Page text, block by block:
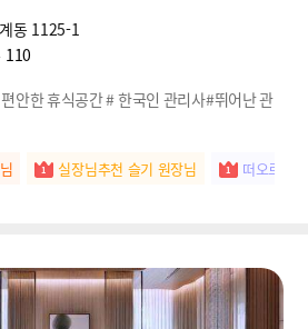
동 1125-1
110
안한 휴식공간 # 한국인 관리사#뛰어난 관
실장님추천 슬기 원장님 떠오르는